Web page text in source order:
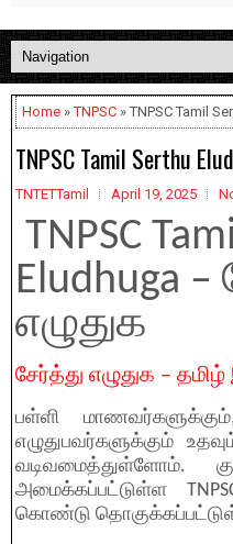
Home »TNPSC » TNPSC Tamil
TNPSC Tamil Serthu
TNTETTamil April 19, 2025
TNPSC
Eludhuga –
எழுதுக
சேர்த்து எழுதுக –
பள்ளி
எழுதுபவர்களுக்கும்
வடிவமைத்துள்ளோம்.
அமைக்கப்பட்டுள்ள
கொண்டு